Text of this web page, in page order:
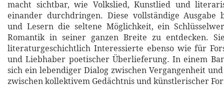
macht sichtbar, wie Volkslied, Kunstlied und
einander durchdringen. Diese vollständige Ausgabe
und Lesern die seltene Möglichkeit, ein
Romantik in seiner ganzen Breite zu entdecken.
literaturgeschichtlich Interessierte ebenso wie für
und Liebhaber poetischer Überlieferung. In einem
sich ein lebendiger Dialog zwischen Vergangenheit
zwischen kollektivem Gedächtnis und künstlerischer